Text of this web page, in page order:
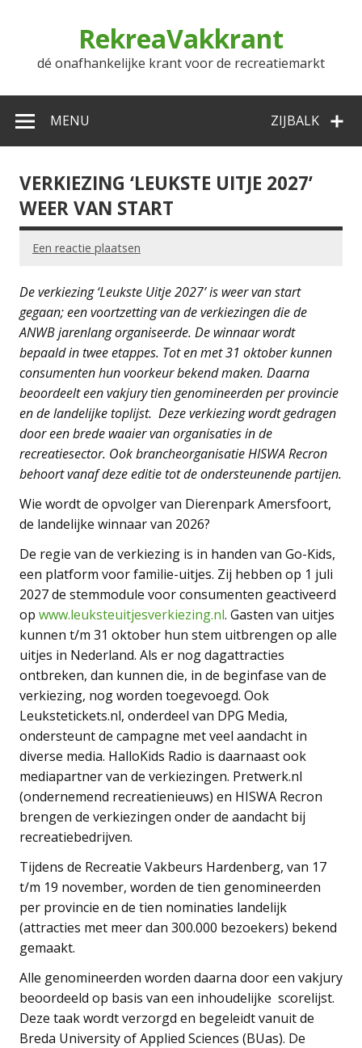
RekreaVakkrant
dé onafhankelijke krant voor de recreatiemarkt
ZIJBALK
MENU
VERKIEZING ‘LEUKSTE UITJE 2027’
WEER VAN START
Een reactie plaatsen
De verkiezing ‘Leukste Uitje 2027’ is weer van start
gegaan; een voortzetting van de verkiezingen die de
ANWB jarenlang organiseerde. De winnaar wordt
bepaald in twee etappes. Tot en met 31 oktober kunnen
consumenten hun voorkeur bekend maken. Daarna
beoordeelt een vakjury tien genomineerden per provincie
en de landelijke toplijst. Deze verkiezing wordt gedragen
door een brede waaier van organisaties in de
recreatiesector. Ook brancheorganisatie HISWA Recron
behoort vanaf deze editie tot de ondersteunende partijen.
Wie wordt de opvolger van Dierenpark Amersfoort,
de landelijke winnaar van 2026?
De regie van de verkiezing is in handen van Go-Kids,
een platform voor familie-uitjes. Zij hebben op 1 juli
2027 de stemmodule voor consumenten geactiveerd
op www.leuksteuitjesverkiezing.nl. Gasten van uitjes
kunnen t/m 31 oktober hun stem uitbrengen op alle
uitjes in Nederland. Als er nog dagattracties
ontbreken, dan kunnen die, in de beginfase van de
verkiezing, nog worden toegevoegd. Ook
Leukstetickets.nl, onderdeel van DPG Media,
ondersteunt de campagne met veel aandacht in
diverse media. HalloKids Radio is daarnaast ook
mediapartner van de verkiezingen. Pretwerk.nl
(ondernemend recreatienieuws) en HISWA Recron
brengen de verkiezingen onder de aandacht bij
recreatiebedrijven.
Tijdens de Recreatie Vakbeurs Hardenberg, van 17
t/m 19 november, worden de tien genomineerden
per provincie en de tien nominaties landelijk
(attracties met meer dan 300.000 bezoekers) bekend
gemaakt.
Alle genomineerden worden daarna door een vakjury
beoordeeld op basis van een inhoudelijke scorelijst.
Deze taak wordt verzorgd en begeleidt vanuit de
Breda University of Applied Sciences (BUas). De